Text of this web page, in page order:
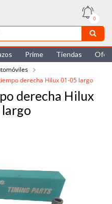
0
Prime Tiendas
derecha Hilux 01-05 largo
derecha Hilux